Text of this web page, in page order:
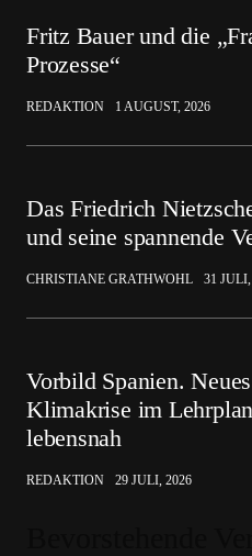
Fritz Bauer und die
Prozesse“
REDAKTION 1 AUGUST, 2026
Das Friedrich
und seine spannende
CHRISTIANE GRATHWOHL 31
Vorbild Spanien.
Klimakrise im
lebensnah
REDAKTION 29 JULI, 2026